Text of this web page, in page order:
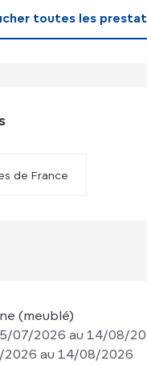
toutes les
de
de France
(meublé)
07/2026 au 14/08/
au 14/08/2026